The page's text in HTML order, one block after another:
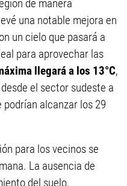
de manera
una notable mejora en
un cielo que pasará a
para aprovechar las
llegará a los 13°C,
el sector sudeste a
alcanzar los 29
para los vecinos se
La ausencia de
del suelo,